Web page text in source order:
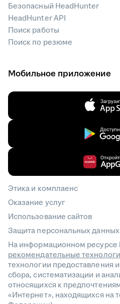
Безопасный HeadHunter
HeadHunter API
Поиск работы
Поиск по резюме
Мобильное приложение
Этика и комплаенс
Оказание услуг
Использование сайтов
Защита персональных данных
На информационном ресурсе
рекомендательные
технологии предоставления
сбора, систематизации и
относящихся к
«Интернет», находящихся на